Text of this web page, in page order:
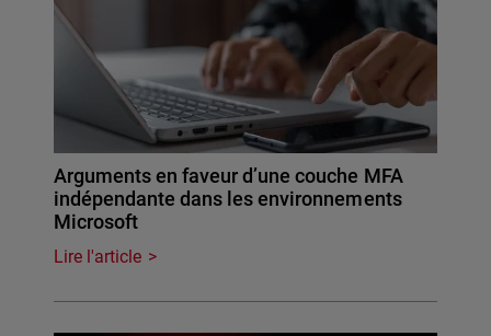
Arguments en faveur d’une couche MFA
indépendante dans les environnements
Microsoft
Lire l'article